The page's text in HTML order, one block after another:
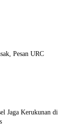
Pesan URC
Jaga Kerukunan di